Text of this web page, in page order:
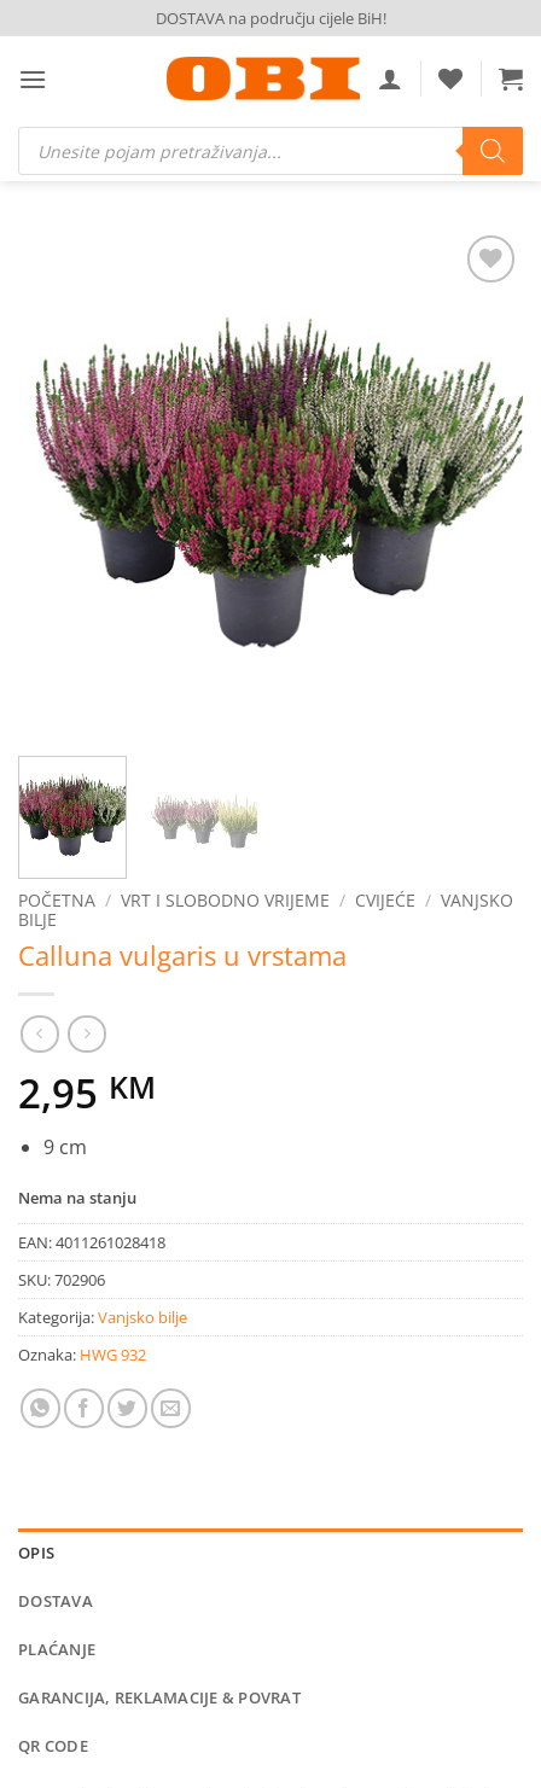
to
content
DOSTAVA na području cijele BiH!
Products
search
želja
POČETNA / VRT I SLOBODNO VRIJEME / CVIJEĆE / VANJSKO
BILJE
Calluna vulgaris u vrstama
2,95 KM
9 cm
Nema na stanju
EAN:4011261028418
SKU:702906
Kategorija:Vanjsko bilje
Oznaka: HWG 932
OPIS
DOSTAVA
PLAĆANJE
GARANCIJA, REKLAMACIJE & POVRAT
QR CODE